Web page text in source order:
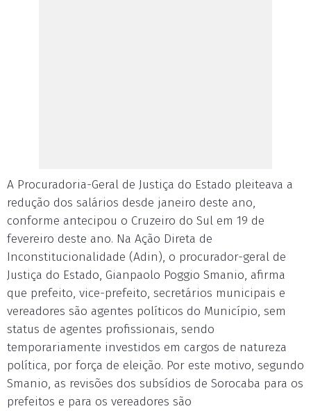
A Procuradoria-Geral de Justiça do Estado pleiteava a
redução dos salários desde janeiro deste ano,
conforme antecipou o Cruzeiro do Sul em 19 de
fevereiro deste ano. Na Ação Direta de
Inconstitucionalidade (Adin), o procurador-geral de
Justiça do Estado, Gianpaolo Poggio Smanio, afirma
que prefeito, vice-prefeito, secretários municipais e
vereadores são agentes políticos do Município, sem
status de agentes profissionais, sendo
temporariamente investidos em cargos de natureza
política, por força de eleição. Por este motivo, segundo
Smanio, as revisões dos subsídios de Sorocaba para os
prefeitos e para os vereadores são